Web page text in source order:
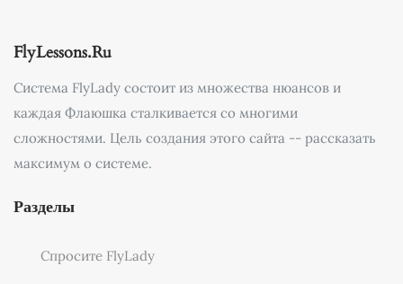
FlyLessons.Ru
Система FlyLady состоит из множества нюансов и
каждая Флаюшка сталкивается со многими
сложностями. Цель создания этого сайта -- рассказать
максимум о системе.
Разделы
Спросите FlyLady